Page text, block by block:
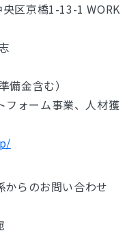
区京橋1-13-1 WORK
金含む）
フォーム事業、人材獲
からのお問い合わせ